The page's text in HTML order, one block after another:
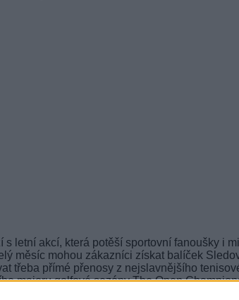
s letní akcí, která potěší sportovní fanoušky i
měsíc mohou zákazníci získat balíček
třeba přímé přenosy z nejslavnějšího
majoru golfové sezóny The Open